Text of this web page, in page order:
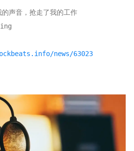
声音，抢走了我的工作
news/63023